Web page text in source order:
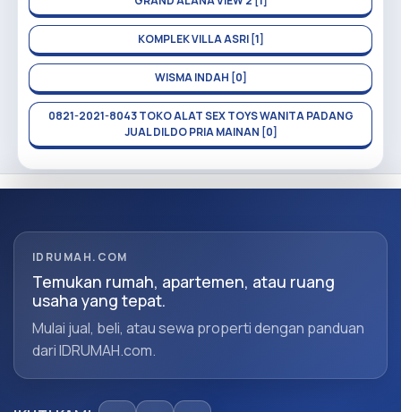
KOMPLEK VILLA ASRI [1]
WISMA INDAH [0]
0821-2021-8043 TOKO ALAT SEX TOYS WANITA PADANG
JUAL DILDO PRIA MAINAN [0]
IDRUMAH.COM
Temukan rumah, apartemen, atau ruang
usaha yang tepat.
Mulai jual, beli, atau sewa properti dengan panduan
dari IDRUMAH.com.